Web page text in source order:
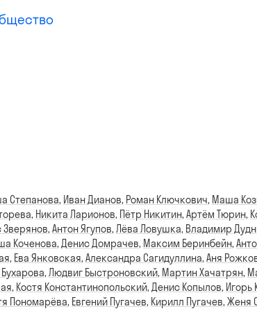
Степанова, Иван Дианов, Роман Ключкович, Маша
, Никита Ларионов, Пётр Никитин,Артём Тюрин,
Зверянов,Антон Ягупов,Лёва Ловушка, Владимир
Коченова,Денис Домрачев, Максим Беринбейн,
, Ева Янковская,Александра Сагидуллина,Аня
,Людвиг Быстроновский, Мартин Хачатрян,
, Костя Константинопольский,Денис Копылов, Игорь
Пономарёва, Евгений Пугачев, Кирилл Пугачев,Женя